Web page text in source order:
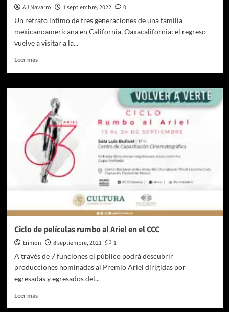
AJ Navarro 1 septiembre, 2022
0
Un retrato íntimo de tres generaciones de una familia
mexicanoamericana en California, Oaxacalifornia: el regreso
vuelve a visitar a la...
Leer másLeer
Oaxacalifornia:
Regreso,
de
Trisha
Ziff,
llega
cines
en
Octubre
Ciclo de películas rumbo al Ariel en el CCC
Erimon 8 septiembre, 2021
1
A través de 7 funciones el público podrá descubrir
producciones nominadas al Premio Ariel dirigidas por
egresadas y egresados del...
Leer másLeer